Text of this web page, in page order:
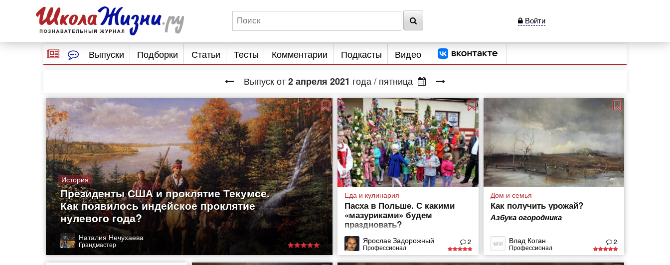
Войти
Выпуски Подборки Статьи Тесты Комментарии Подкасты Видео
Выпуск от2апреля 2021 года/ пятница
История
Президенты США и проклятие Текумсе.
Как появилось индейское проклятие
нулевого года?
Наталия Нечухаева
Грандмастер
Еда и кулинария
Пасха в Польше. С какими
«мазуриками» будем
праздновать?
Ярослав Задорожный
Профессионал
2
Дом и семья
Как получить урожай?
Азбука огородника
Влад Коган
Профессионал
2